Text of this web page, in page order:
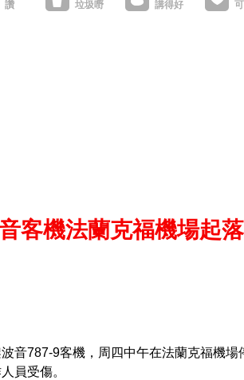
客機法蘭克福機場起
音787-9客機，周四中午在法蘭克福機
員受傷。